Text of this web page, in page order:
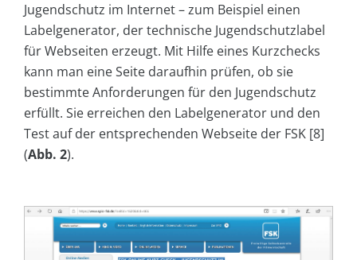
Jugendschutz im Internet – zum Beispiel einen
Labelgenerator, der technische Jugendschutzlabel
für Webseiten erzeugt. Mit Hilfe eines Kurzchecks
kann man eine Seite daraufhin prüfen, ob sie
bestimmte Anforderungen für den Jugendschutz
erfüllt. Sie erreichen den Labelgenerator und den
Test auf der entsprechenden Webseite der FSK [8]
(Abb. 2).